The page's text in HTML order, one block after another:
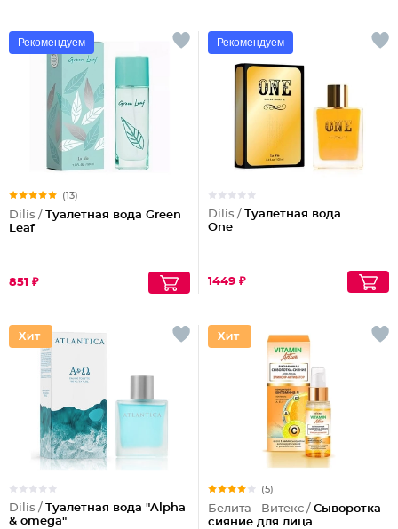
Рекомендуем
(13)
Dilis / Туалетная вода Green
Leaf
851 ₽
Рекомендуем
Dilis / Туалетная вода
One
1449 ₽
Dilis / Туалетная вода "Alpha
& omega"
(5)
Белита - Витекс / Сыворотка-
сияние для лица